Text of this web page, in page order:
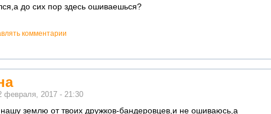
до сих пор здесь ошиваешься?
комментарии
февраля, 2017 - 21:30
землю от твоих дружков-бандеровцев,и не ошиваюсь,а